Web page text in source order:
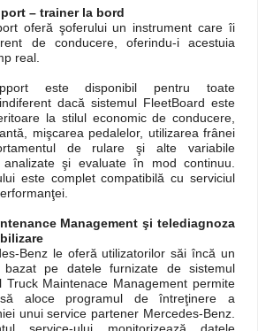
– trainer la bord
oferă şoferului un instrument care îi
de conducere, oferindu-i acestuia
real.
este disponibil pentru toate
dacă sistemul FleetBoard este
la stilul economic de conducere,
mişcarea pedalelor, utilizarea frânei
de rulare şi alte variabile
şi evaluate în mod continuu.
este complet compatibilă cu serviciul
Management şi telediagnoza
Benz le oferă utilizatorilor săi încă un
pe datele furnizate de sistemul
Truck Maintenace Management permite
aloce programul de întreţinere a
unui service partener Mercedes-Benz.